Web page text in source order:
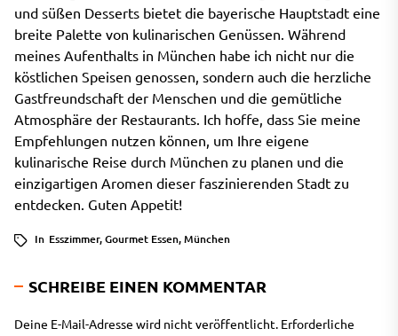
und süßen Desserts bietet die bayerische Hauptstadt eine
breite Palette von kulinarischen Genüssen. Während
meines Aufenthalts in München habe ich nicht nur die
köstlichen Speisen genossen, sondern auch die herzliche
Gastfreundschaft der Menschen und die gemütliche
Atmosphäre der Restaurants. Ich hoffe, dass Sie meine
Empfehlungen nutzen können, um Ihre eigene
kulinarische Reise durch München zu planen und die
einzigartigen Aromen dieser faszinierenden Stadt zu
entdecken. Guten Appetit!
In Esszimmer,Gourmet Essen,München
SCHREIBE EINEN KOMMENTAR
Deine E-Mail-Adresse wird nicht veröffentlicht. Erforderliche